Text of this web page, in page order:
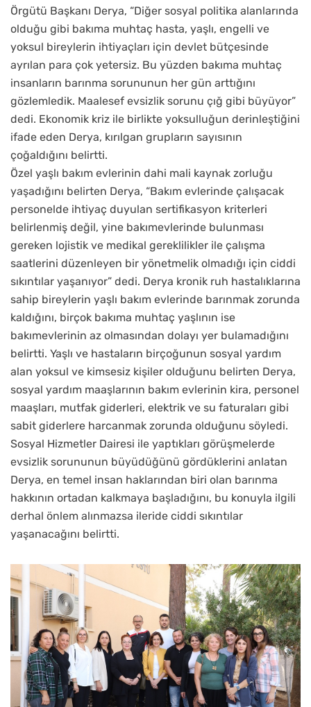
Örgütü Başkanı Derya, “Diğer sosyal politika alanlarında
olduğu gibi bakıma muhtaç hasta, yaşlı, engelli ve
yoksul bireylerin ihtiyaçları için devlet bütçesinde
ayrılan para çok yetersiz. Bu yüzden bakıma muhtaç
insanların barınma sorununun her gün arttığını
gözlemledik. Maalesef evsizlik sorunu çığ gibi büyüyor”
dedi. Ekonomik kriz ile birlikte yoksulluğun derinleştiğini
ifade eden Derya, kırılgan grupların sayısının
çoğaldığını belirtti.
Özel yaşlı bakım evlerinin dahi mali kaynak zorluğu
yaşadığını belirten Derya, “Bakım evlerinde çalışacak
personelde ihtiyaç duyulan sertifikasyon kriterleri
belirlenmiş değil, yine bakımevlerinde bulunması
gereken lojistik ve medikal gereklilikler ile çalışma
saatlerini düzenleyen bir yönetmelik olmadığı için ciddi
sıkıntılar yaşanıyor” dedi. Derya kronik ruh hastalıklarına
sahip bireylerin yaşlı bakım evlerinde barınmak zorunda
kaldığını, birçok bakıma muhtaç yaşlının ise
bakımevlerinin az olmasından dolayı yer bulamadığını
belirtti. Yaşlı ve hastaların birçoğunun sosyal yardım
alan yoksul ve kimsesiz kişiler olduğunu belirten Derya,
sosyal yardım maaşlarının bakım evlerinin kira, personel
maaşları, mutfak giderleri, elektrik ve su faturaları gibi
sabit giderlere harcanmak zorunda olduğunu söyledi.
Sosyal Hizmetler Dairesi ile yaptıkları görüşmelerde
evsizlik sorununun büyüdüğünü gördüklerini anlatan
Derya, en temel insan haklarından biri olan barınma
hakkının ortadan kalkmaya başladığını, bu konuyla ilgili
derhal önlem alınmazsa ileride ciddi sıkıntılar
yaşanacağını belirtti.